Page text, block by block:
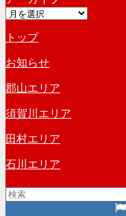
ゴ
ー
ア
カ
イ
ブ
トップ
お知らせ
郡山エリア
須賀川エリア
田村エリア
石川エリア